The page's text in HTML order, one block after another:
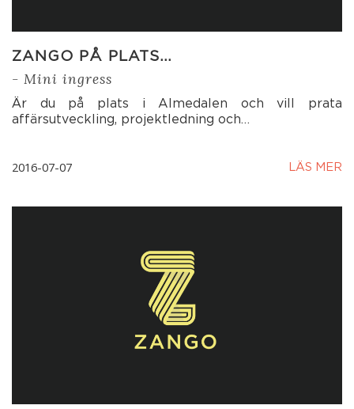
ZANGO PÅ PLATS…
- Mini ingress
Är du på plats i Almedalen och vill prata
affärsutveckling, projektledning och…
2016-07-07 LÄS MER